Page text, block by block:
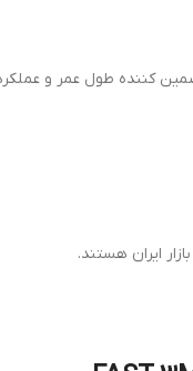
تضمین کننده طول عمر و
ایران هستند.